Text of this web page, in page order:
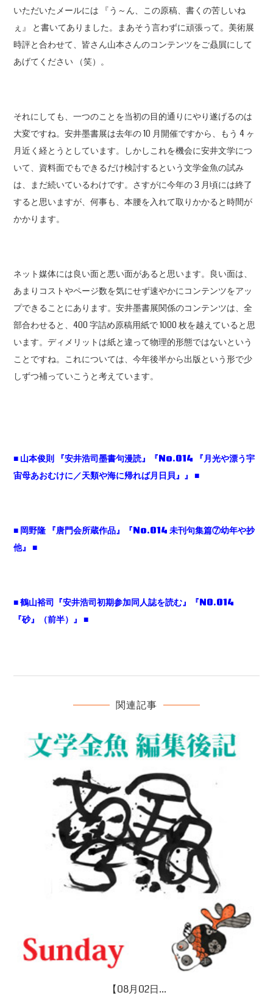
いただいたメールには 『う～ん、この原稿、書くの苦しいね
ぇ』 と書いてありました。まあそう言わずに頑張って。美術展
時評と合わせて、皆さん山本さんのコンテンツをご贔屓にして
あげてください （笑）。
それにしても、一つのことを当初の目的通りにやり遂げるのは
大変ですね。安井墨書展は去年の 10 月開催ですから、もう 4 ヶ
月近く経とうとしています。しかしこれを機会に安井文学につ
いて、資料面でもできるだけ検討するという文学金魚の試み
は、まだ続いているわけです。さすがに今年の 3 月頃には終了
すると思いますが、何事も、本腰を入れて取りかかると時間が
かかります。
ネット媒体には良い面と悪い面があると思います。良い面は、
あまりコストやページ数を気にせず速やかにコンテンツをアッ
プできることにあります。安井墨書展関係のコンテンツは、全
部合わせると、400 字詰め原稿用紙で 1000 枚を越えていると思
います。ディメリットは紙と違って物理的形態ではないという
ことですね。これについては、今年後半から出版という形で少
しずつ補っていこうと考えています。
■ 山本俊則 『安井浩司墨書句漫読』『No.014 『月光や漂う宇
宙母あおむけに／天類や海に帰れば月日貝』』 ■
■ 岡野隆 『唐門会所蔵作品』『No.014 未刊句集篇⑦幼年や抄
他』 ■
■ 鶴山裕司『安井浩司初期参加同人誌を読む』『N0.014
『砂』（前半）』 ■
関連記事
【08月02日...